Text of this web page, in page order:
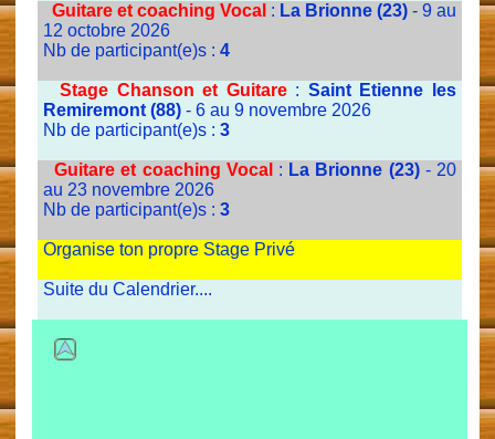
Guitare et coaching Vocal : La Brionne (23)- 9 au
12 octobre 2026
Nb de participant(e)s : 4
Stage Chanson et Guitare: Saint Etienne les
Remiremont (88)- 6 au 9 novembre 2026
Nb de participant(e)s : 3
Guitare et coaching Vocal : La Brionne (23)- 20
au 23 novembre 2026
Nb de participant(e)s : 3
Organise ton propre Stage Privé
Suite du Calendrier....